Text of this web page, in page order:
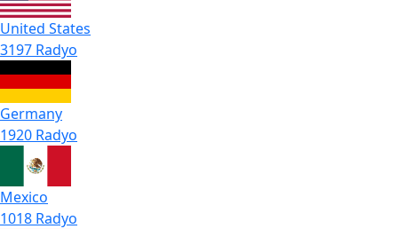
United States
3197 Radyo
Germany
1920 Radyo
Mexico
1018 Radyo